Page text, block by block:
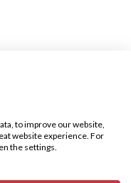
to improve our website,
website experience. For
the settings.